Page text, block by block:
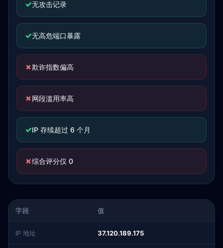
✓无攻击记录
✓无高危端口暴露
✗欺诈指数偏高
✗网段滥用率高
✓IP 存续超过 6 个月
✗综合评分仅 0
字段 值
IP 地址 37.120.189.175